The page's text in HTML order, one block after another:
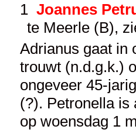
1 Joannes
te Meerle (B),
Adrianus gaat in
trouwt (n.d.g.k.)
ongeveer 45-
(?). Petronella is
op woensdag 1